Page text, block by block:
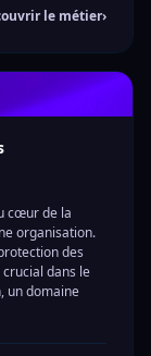
le métier›
cœur de la
organisation.
des
dans le
un domaine